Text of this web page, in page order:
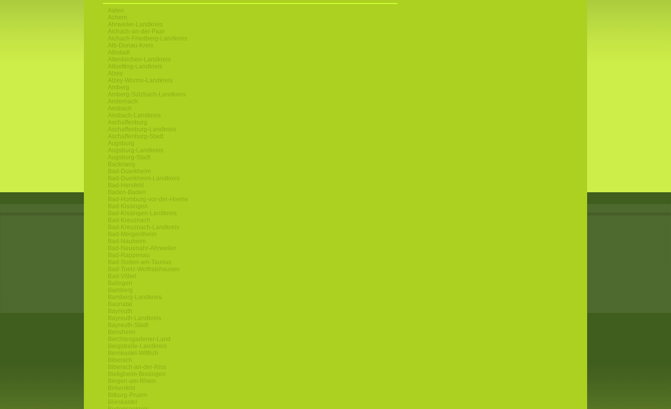
Aalen
Achern
Ahrweiler-Landkreis
Aichach-an-der-Paar
Aichach-Friedberg-Landkreis
Alb-Donau-Kreis
Albstadt
Altenkirchen-Landkreis
Altoetting-Landkreis
Alzey
Alzey-Worms-Landkreis
Amberg
Amberg-Sulzbach-Landkreis
Andernach
Ansbach
Ansbach-Landkreis
Aschaffenburg
Aschaffenburg-Landkreis
Aschaffenburg-Stadt
Augsburg
Augsburg-Landkreis
Augsburg-Stadt
Backnang
Bad-Duerkheim
Bad-Duerkheim-Landkreis
Bad-Hersfeld
Baden-Baden
Bad-Homburg-vor-der-Hoehe
Bad-Kissingen
Bad-Kissingen-Landkreis
Bad-Kreuznach
Bad-Kreuznach-Landkreis
Bad-Mergentheim
Bad-Nauheim
Bad-Neuenahr-Ahrweiler
Bad-Rappenau
Bad-Soden-am-Taunus
Bad-Toelz-Wolfratshausen
Bad-Vilbel
Balingen
Bamberg
Bamberg-Landkreis
Baunatal
Bayreuth
Bayreuth-Landkreis
Bayreuth-Stadt
Bensheim
Berchtesgadener-Land
Bergstraße-Landkreis
Bernkastel-Wittlich
Biberach
Biberach-an-der-Riss
Bietigheim-Bissingen
Bingen-am-Rhein
Birkenfeld
Bitburg-Pruem
Blieskastel